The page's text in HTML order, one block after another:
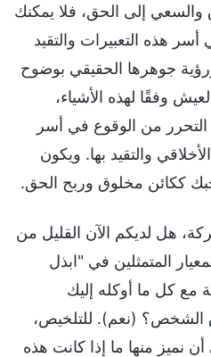
والسعي إلى الحق، فلا يمكنك
هذه التعبيرات والتقيد
جوهرها الحقيقي بوضوح
وفقًا لهذه الأشياء،
من الوقوع في أسر
والتقيد بها. ويكون
ككائن مخلوق وربح الحق.
هل لديكم الآن القليل من
المتمثلين في "ابذل
مع كل ما أوكله إليك
الشخص؟ (نعم). للتلخيص،
نميز منها ما إذا كانت هذه